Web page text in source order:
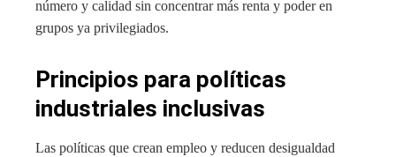
número y calidad sin concentrar más renta y poder en
grupos ya privilegiados.
Principios para políticas
industriales inclusivas
Las políticas que crean empleo y reducen desigualdad